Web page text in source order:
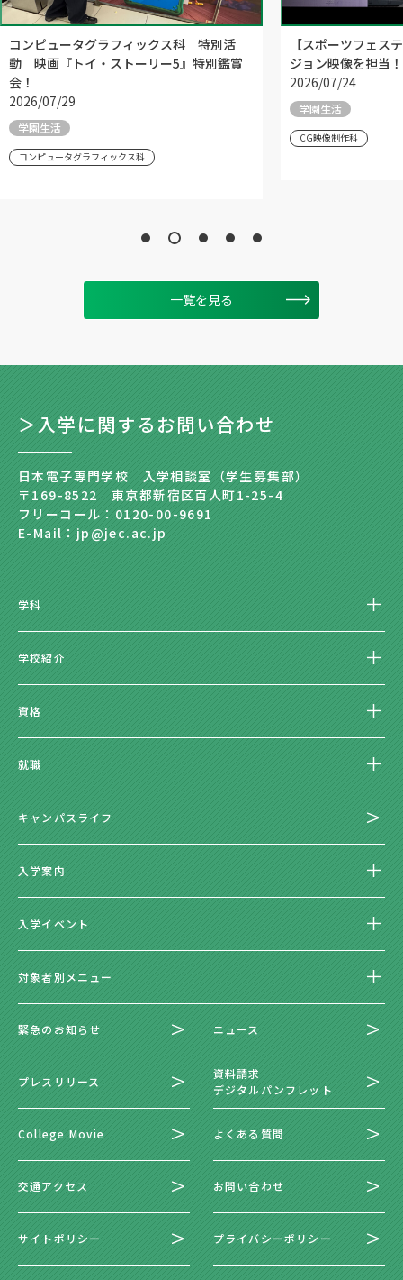
コンピュータグラフィックス科 特別活
動 映画『トイ・ストーリー5』特別鑑賞
会！
2026/07/29
学園生活
コンピュータグラフィックス科
【スポーツフェス
ジョン映像を担当！
2026/07/24
学園生活
CG映像制作科
一覧を見る
＞入学に関するお問い合わせ
日本電子専門学校 入学相談室（学生募集部）
〒169-8522 東京都新宿区百人町1-25-4
フリーコール：0120-00-9691
E-Mail：jp@jec.ac.jp
学科
学校紹介
資格
就職
キャンパスライフ
入学案内
入学イベント
対象者別メニュー
緊急のお知らせ ニュース
プレスリリース
資料請求
デジタルパンフレット
College Movie よくある質問
交通アクセス お問い合わせ
サイトポリシー プライバシーポリシー